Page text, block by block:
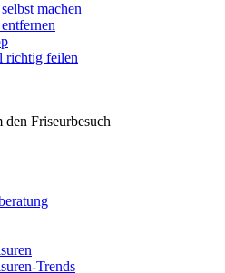
machen
richtig feilen
Friseurbesuch
Trends